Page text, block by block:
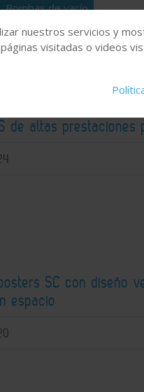
Bombas de vacío
de altas
SC con diseño
espacio
nuestros servicios y
visitadas o videos